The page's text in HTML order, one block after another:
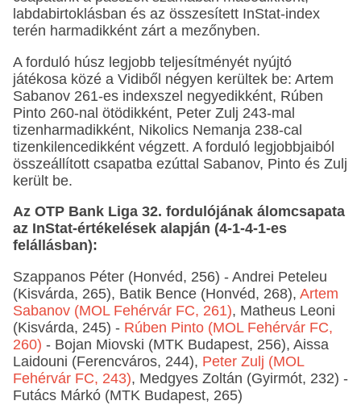
labdabirtoklásban és az összesített InStat-index
terén harmadikként zárt a mezőnyben.
A forduló húsz legjobb teljesítményét nyújtó
játékosa közé a Vidiből négyen kerültek be: Artem
Sabanov 261-es indexszel negyedikként, Rúben
Pinto 260-nal ötödikként, Peter Zulj 243-mal
tizenharmadikként, Nikolics Nemanja 238-cal
tizenkilencedikként végzett. A forduló legjobbjaiból
összeállított csapatba ezúttal Sabanov, Pinto és Zulj
került be.
Az OTP Bank Liga 32. fordulójának álomcsapata
az InStat-értékelések alapján (4-1-4-1-es
felállásban):
Szappanos Péter (Honvéd, 256) - Andrei Peteleu
(Kisvárda, 265), Batik Bence (Honvéd, 268), Artem
Sabanov (MOL Fehérvár FC, 261), Matheus Leoni
(Kisvárda, 245) - Rúben Pinto (MOL Fehérvár FC,
260) - Bojan Miovski (MTK Budapest, 256), Aissa
Laidouni (Ferencváros, 244), Peter Zulj (MOL
Fehérvár FC, 243), Medgyes Zoltán (Gyirmót, 232) -
Futács Márkó (MTK Budapest, 265)